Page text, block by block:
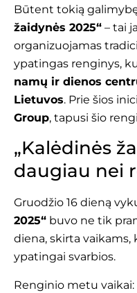
Būtent tokią
žaidynės 2025“ – tai
organizuojamas
ypatingas renginys,
namų ir dienos
Lietuvos. Prie šios
Group, tapusi šio
„Kalėdinės
daugiau nei
Gruodžio 16 dieną
2025“ buvo ne tik
diena, skirta
ypatingai svarbios.
Renginio metu vaikai: